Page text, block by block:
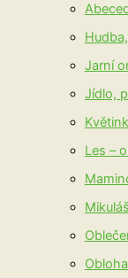
Jarní
Jídlo,
Les –
Obloha